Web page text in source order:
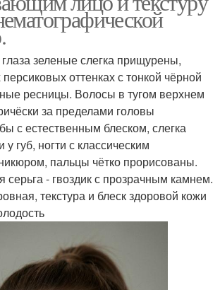
зеленые слегка прищурены,
оттенках с тонкой чёрной
ресницы. Волосы в тугом верхнем
за пределами головы
с естественным блеском, слегка
губ, ногти с классическим
пальцы чётко прорисованы.
серьга - гвоздик с прозрачным камнем.
текстура и блеск здоровой кожи